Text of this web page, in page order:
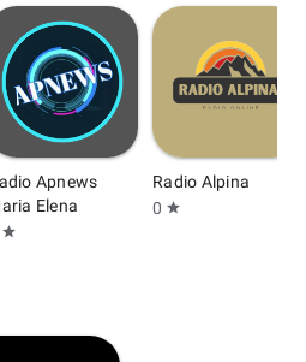
Apnews
Elena
star
Radio Alpina
0 star